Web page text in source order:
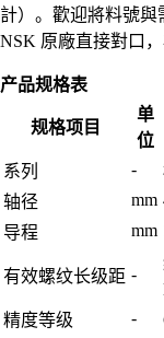
計）。歡迎將料號
NSK 原廠直接對口
产品规格表
规格项目
单
位
系列 -
轴径
mm
导程
mm
有效螺纹长级距 -
精度等级
-